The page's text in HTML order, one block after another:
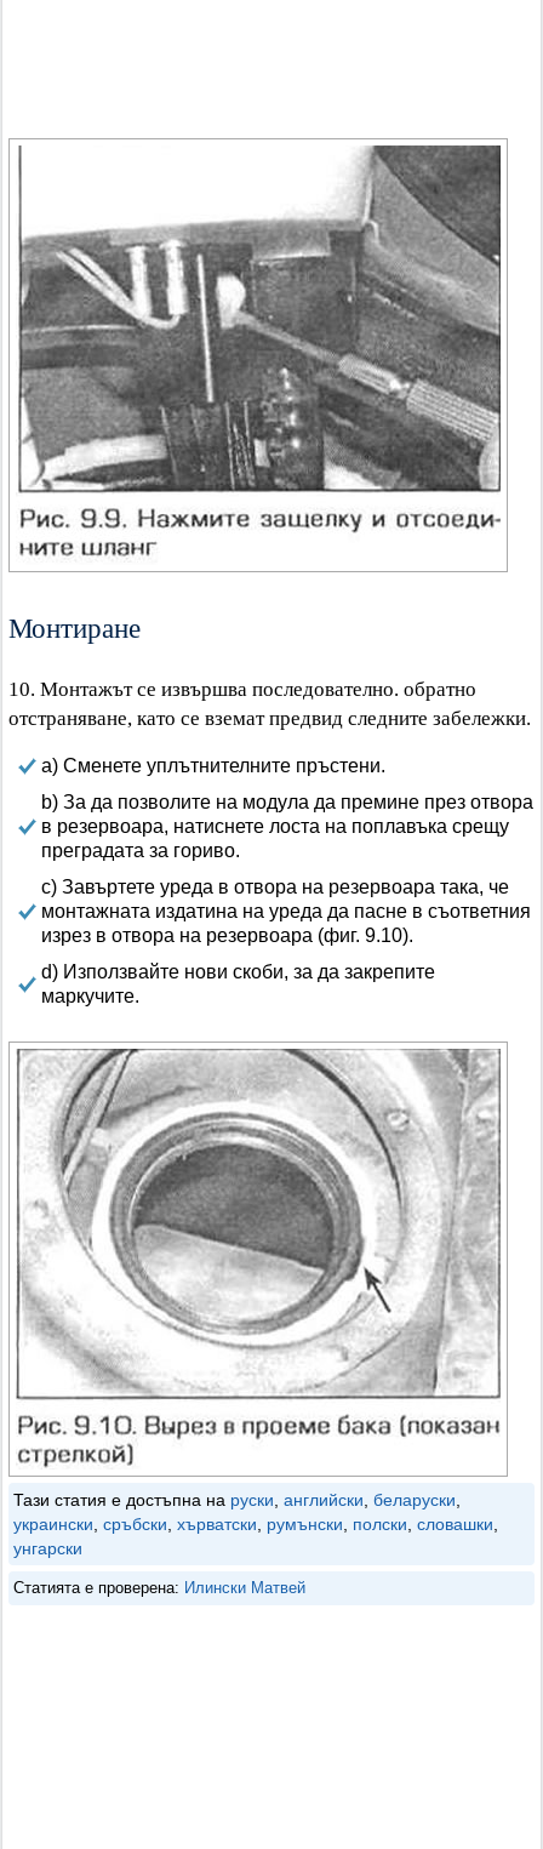
Монтиране
10. Монтажът се извършва последователно. обратно
отстраняване, като се вземат предвид следните забележки.
a) Сменете уплътнителните пръстени.
b) За да позволите на модула да премине през отвора
в резервоара, натиснете лоста на поплавъка срещу
преградата за гориво.
c) Завъртете уреда в отвора на резервоара така, че
монтажната издатина на уреда да пасне в съответния
изрез в отвора на резервоара (фиг. 9.10).
d) Използвайте нови скоби, за да закрепите
маркучите.
Тази статия е достъпна на руски английски беларуски
украински сръбски хърватски румънски полски словашки
унгарски
Статията е проверена: Илински Матвей